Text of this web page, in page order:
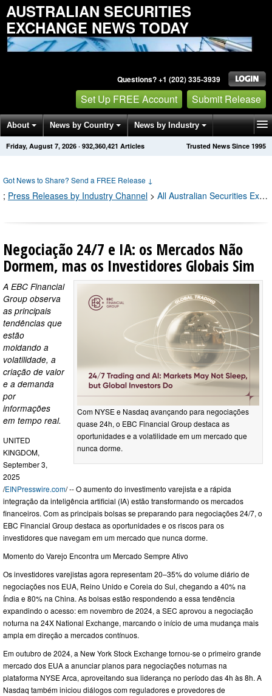
AUSTRALIAN SECURITIES
EXCHANGE NEWS TODAY
Questions? +1 (202) 335-3939
Set Up FREE Account Submit Release
About News by Country News by Industry
Get News Alerts Press Releases Trusted News Since 1995
Friday, August 7, 2026 · 932,360,429 Articles
Got News to Share? Send a FREE Release ↓
; Press Releases by Industry Channel > All Australian Securities Exchange Press Releases
Negociação 24/7 e IA: os Mercados Não
Dormem, mas os Investidores Globais Sim
Com NYSE e Nasdaq avançando para negociações
quase 24h, o EBC Financial Group destaca as
oportunidades e a volatilidade em um mercado que
nunca dorme.
A EBC Financial
Group observa
as principais
tendências que
estão
moldando a
volatilidade, a
criação de valor
e a demanda
por
informações
em tempo real.
UNITED
KINGDOM,
September 3,
2025
/EINPresswire.com/ -- O aumento do investimento varejista e a rápida
integração da inteligência artificial (IA) estão transformando os mercados
financeiros. Com as principais bolsas se preparando para negociações 24/7, o
EBC Financial Group destaca as oportunidades e os riscos para os
investidores que navegam em um mercado que nunca dorme.
Momento do Varejo Encontra um Mercado Sempre Ativo
Os investidores varejistas agora representam 20–35% do volume diário de
negociações nos EUA, Reino Unido e Coreia do Sul, chegando a 40% na
Índia e 80% na China. As bolsas estão respondendo a essa tendência
expandindo o acesso: em novembro de 2024, a SEC aprovou a negociação
noturna na 24X National Exchange, marcando o início de uma mudança mais
ampla em direção a mercados contínuos.
Em outubro de 2024, a New York Stock Exchange tornou-se o primeiro grande
mercado dos EUA a anunciar planos para negociações noturnas na
plataforma NYSE Arca, aproveitando sua liderança no período das 4h às 8h. A
Nasdaq também iniciou diálogos com reguladores e provedores de